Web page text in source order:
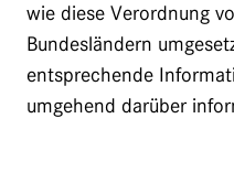
wie diese Verordnung
Bundesländern
entsprechende
umgehend darüber